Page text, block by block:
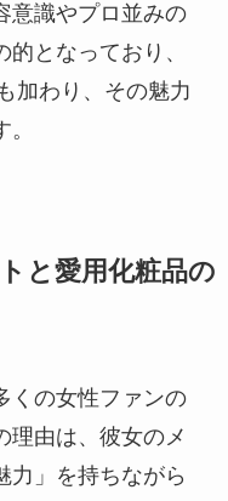
意識やプロ並みの
となっており、
加わり、その魅力
と愛用化粧品の
くの女性ファンの
理由は、彼女のメ
力」を持ちながら